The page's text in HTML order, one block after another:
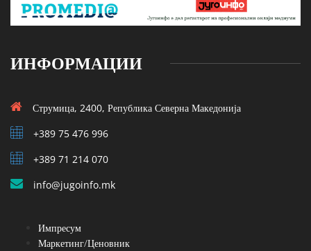
ИНФОРМАЦИИ
Струмица, 2400, Република Северна Македонија
+389 75 476 996
+389 71 214 070
info@jugoinfo.mk
Импресум
Маркетинг/Ценовник